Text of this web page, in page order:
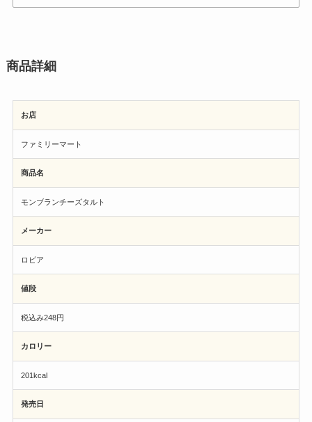
商品詳細
お店
ファミリーマート
商品名
モンブランチーズタルト
メーカー
ロピア
値段
税込み248円
カロリー
201kcal
発売日